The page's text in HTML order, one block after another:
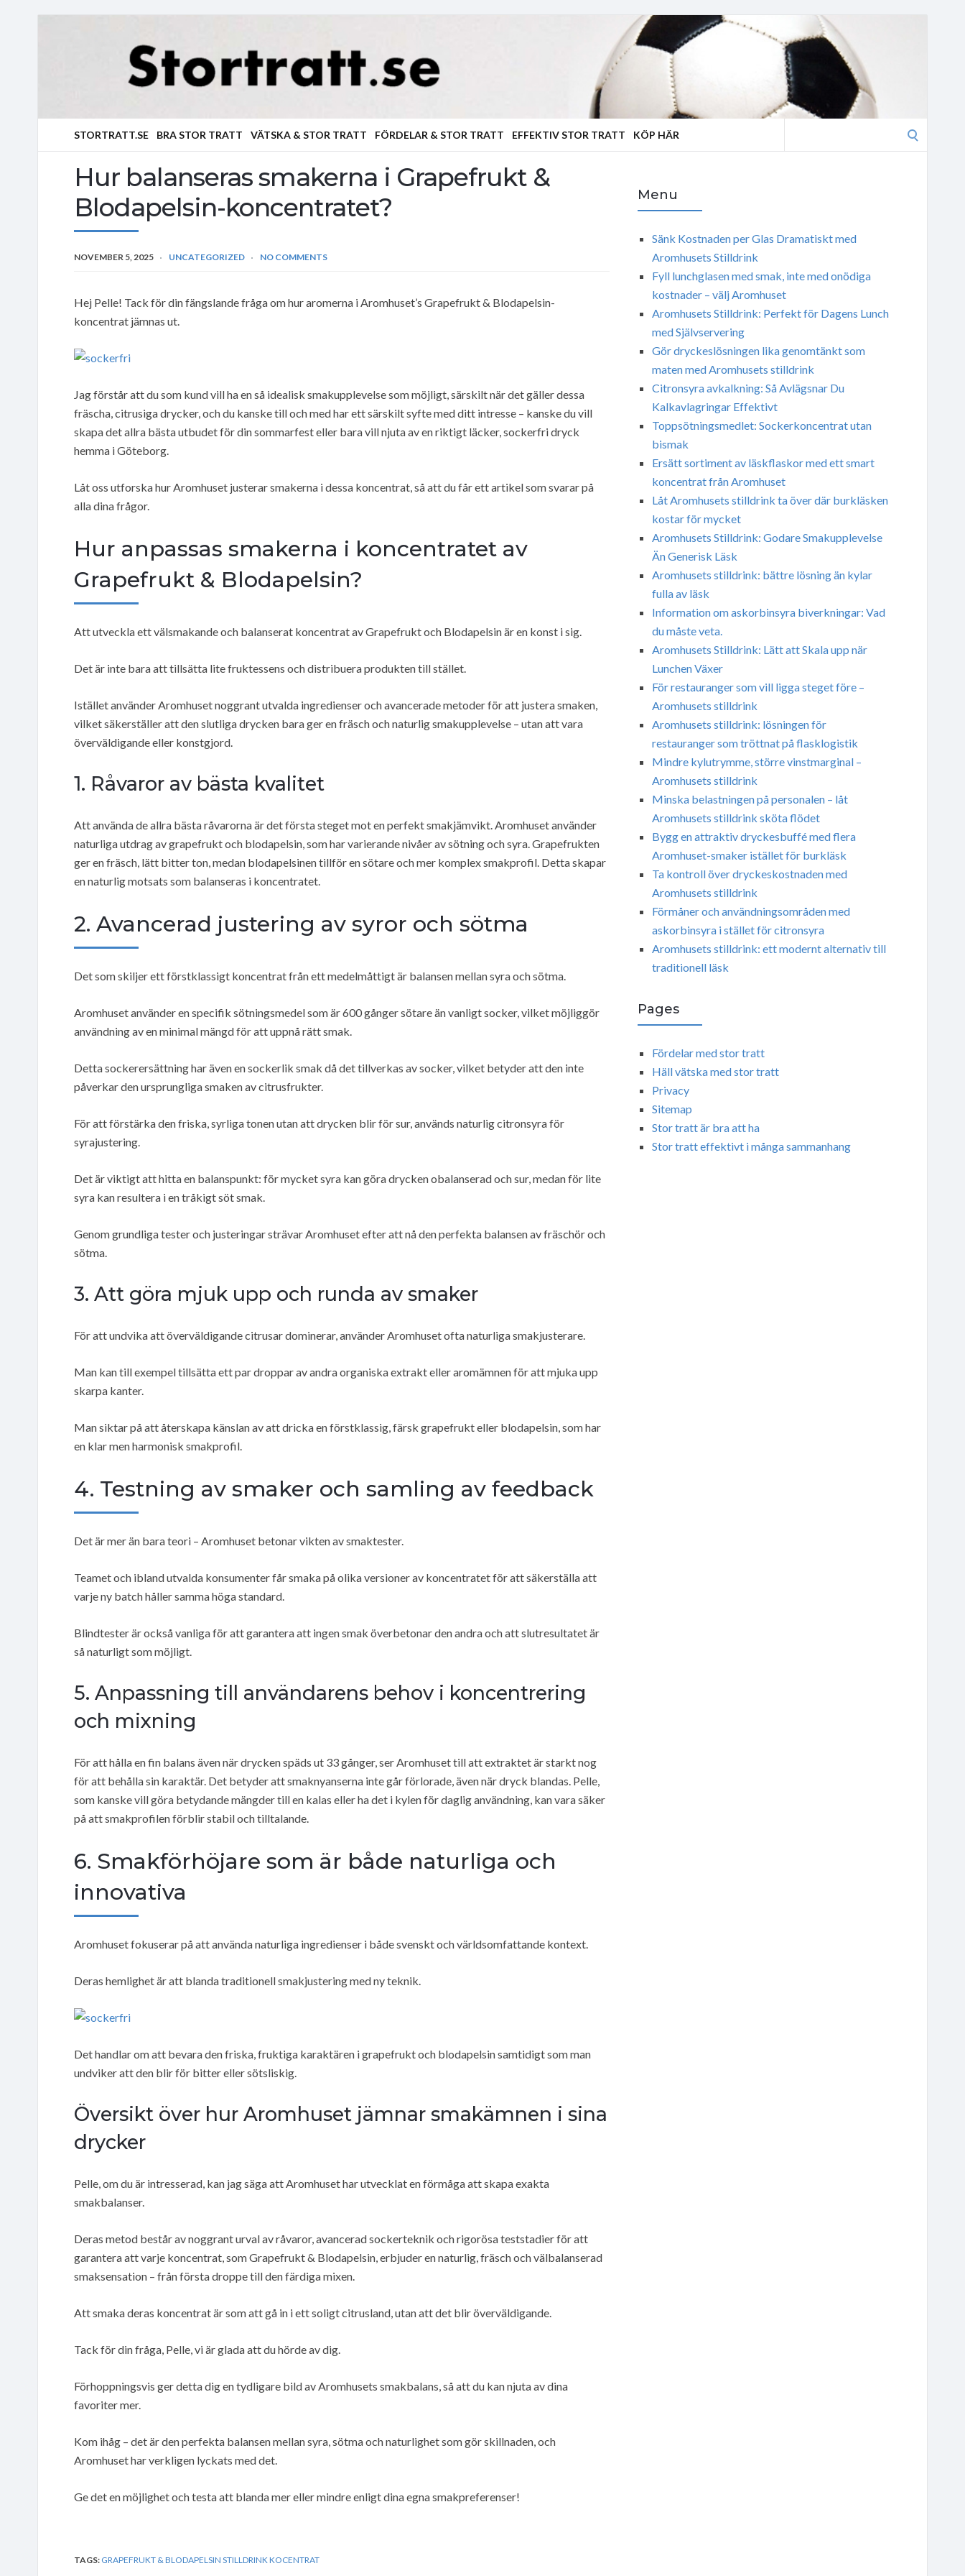
STORTRATT.SE BRA STOR TRATT VÄTSKA & STOR TRATT FÖRDELAR & STOR TRATT EFFEKTIV STOR TRATT KÖP HÄR
Hur balanseras smakerna i Grapefrukt &
Blodapelsin-koncentratet?
NOVEMBER 5, 2025 UNCATEGORIZED NO COMMENTS
Hej Pelle! Tack för din fängslande fråga om hur aromerna i Aromhuset’s Grapefrukt & Blodapelsin-
koncentrat jämnas ut.
Jag förstår att du som kund vill ha en så idealisk smakupplevelse som möjligt, särskilt när det gäller dessa
fräscha, citrusiga drycker, och du kanske till och med har ett särskilt syfte med ditt intresse – kanske du vill
skapa det allra bästa utbudet för din sommarfest eller bara vill njuta av en riktigt läcker, sockerfri dryck
hemma i Göteborg.
Låt oss utforska hur Aromhuset justerar smakerna i dessa koncentrat, så att du får ett artikel som svarar på
alla dina frågor.
Hur anpassas smakerna i koncentratet av
Grapefrukt & Blodapelsin?
Att utveckla ett välsmakande och balanserat koncentrat av Grapefrukt och Blodapelsin är en konst i sig.
Det är inte bara att tillsätta lite fruktessens och distribuera produkten till stället.
Istället använder Aromhuset noggrant utvalda ingredienser och avancerade metoder för att justera smaken,
vilket säkerställer att den slutliga drycken bara ger en fräsch och naturlig smakupplevelse – utan att vara
överväldigande eller konstgjord.
1. Råvaror av bästa kvalitet
Att använda de allra bästa råvarorna är det första steget mot en perfekt smakjämvikt. Aromhuset använder
naturliga utdrag av grapefrukt och blodapelsin, som har varierande nivåer av sötning och syra. Grapefrukten
ger en fräsch, lätt bitter ton, medan blodapelsinen tillför en sötare och mer komplex smakprofil. Detta skapar
en naturlig motsats som balanseras i koncentratet.
2. Avancerad justering av syror och sötma
Det som skiljer ett förstklassigt koncentrat från ett medelmåttigt är balansen mellan syra och sötma.
Aromhuset använder en specifik sötningsmedel som är 600 gånger sötare än vanligt socker, vilket möjliggör
användning av en minimal mängd för att uppnå rätt smak.
Detta sockerersättning har även en sockerlik smak då det tillverkas av socker, vilket betyder att den inte
påverkar den ursprungliga smaken av citrusfrukter.
För att förstärka den friska, syrliga tonen utan att drycken blir för sur, används naturlig citronsyra för
syrajustering.
Det är viktigt att hitta en balanspunkt: för mycket syra kan göra drycken obalanserad och sur, medan för lite
syra kan resultera i en tråkigt söt smak.
Genom grundliga tester och justeringar strävar Aromhuset efter att nå den perfekta balansen av fräschör och
sötma.
3. Att göra mjuk upp och runda av smaker
För att undvika att överväldigande citrusar dominerar, använder Aromhuset ofta naturliga smakjusterare.
Man kan till exempel tillsätta ett par droppar av andra organiska extrakt eller aromämnen för att mjuka upp
skarpa kanter.
Man siktar på att återskapa känslan av att dricka en förstklassig, färsk grapefrukt eller blodapelsin, som har
en klar men harmonisk smakprofil.
4. Testning av smaker och samling av feedback
Det är mer än bara teori – Aromhuset betonar vikten av smaktester.
Teamet och ibland utvalda konsumenter får smaka på olika versioner av koncentratet för att säkerställa att
varje ny batch håller samma höga standard.
Blindtester är också vanliga för att garantera att ingen smak överbetonar den andra och att slutresultatet är
så naturligt som möjligt.
5. Anpassning till användarens behov i koncentrering
och mixning
För att hålla en fin balans även när drycken späds ut 33 gånger, ser Aromhuset till att extraktet är starkt nog
för att behålla sin karaktär. Det betyder att smaknyanserna inte går förlorade, även när dryck blandas. Pelle,
som kanske vill göra betydande mängder till en kalas eller ha det i kylen för daglig användning, kan vara säker
på att smakprofilen förblir stabil och tilltalande.
6. Smakförhöjare som är både naturliga och
innovativa
Aromhuset fokuserar på att använda naturliga ingredienser i både svenskt och världsomfattande kontext.
Deras hemlighet är att blanda traditionell smakjustering med ny teknik.
Det handlar om att bevara den friska, fruktiga karaktären i grapefrukt och blodapelsin samtidigt som man
undviker att den blir för bitter eller sötsliskig.
Översikt över hur Aromhuset jämnar smakämnen i sina
drycker
Pelle, om du är intresserad, kan jag säga att Aromhuset har utvecklat en förmåga att skapa exakta
smakbalanser.
Deras metod består av noggrant urval av råvaror, avancerad sockerteknik och rigorösa teststadier för att
garantera att varje koncentrat, som Grapefrukt & Blodapelsin, erbjuder en naturlig, fräsch och välbalanserad
smaksensation – från första droppe till den färdiga mixen.
Att smaka deras koncentrat är som att gå in i ett soligt citrusland, utan att det blir överväldigande.
Tack för din fråga, Pelle, vi är glada att du hörde av dig.
Förhoppningsvis ger detta dig en tydligare bild av Aromhusets smakbalans, så att du kan njuta av dina
favoriter mer.
Kom ihåg – det är den perfekta balansen mellan syra, sötma och naturlighet som gör skillnaden, och
Aromhuset har verkligen lyckats med det.
Ge det en möjlighet och testa att blanda mer eller mindre enligt dina egna smakpreferenser!
TAGS: GRAPEFRUKT & BLODAPELSIN STILLDRINK KOCENTRAT
Menu
Sänk Kostnaden per Glas Dramatiskt med
Aromhusets Stilldrink
Fyll lunchglasen med smak, inte med onödiga
kostnader – välj Aromhuset
Aromhusets Stilldrink: Perfekt för Dagens Lunch
med Självservering
Gör dryckeslösningen lika genomtänkt som
maten med Aromhusets stilldrink
Citronsyra avkalkning: Så Avlägsnar Du
Kalkavlagringar Effektivt
Toppsötningsmedlet: Sockerkoncentrat utan
bismak
Ersätt sortiment av läskflaskor med ett smart
koncentrat från Aromhuset
Låt Aromhusets stilldrink ta över där burkläsken
kostar för mycket
Aromhusets Stilldrink: Godare Smakupplevelse
Än Generisk Läsk
Aromhusets stilldrink: bättre lösning än kylar
fulla av läsk
Information om askorbinsyra biverkningar: Vad
du måste veta.
Aromhusets Stilldrink: Lätt att Skala upp när
Lunchen Växer
För restauranger som vill ligga steget före –
Aromhusets stilldrink
Aromhusets stilldrink: lösningen för
restauranger som tröttnat på flasklogistik
Mindre kylutrymme, större vinstmarginal –
Aromhusets stilldrink
Minska belastningen på personalen – låt
Aromhusets stilldrink sköta flödet
Bygg en attraktiv dryckesbuffé med flera
Aromhuset-smaker istället för burkläsk
Ta kontroll över dryckeskostnaden med
Aromhusets stilldrink
Förmåner och användningsområden med
askorbinsyra i stället för citronsyra
Aromhusets stilldrink: ett modernt alternativ till
traditionell läsk
Pages
Fördelar med stor tratt
Häll vätska med stor tratt
Privacy
Sitemap
Stor tratt är bra att ha
Stor tratt effektivt i många sammanhang